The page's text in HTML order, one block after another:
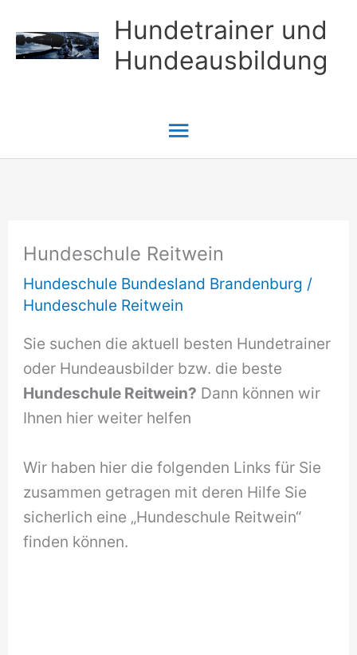
Inhalt
springen
Hundetrainer und
Hundeausbildung
Hauptmenü
Hundeschule Reitwein
Hundeschule Bundesland Brandenburg /
Hundeschule Reitwein
Sie suchen die aktuell besten Hundetrainer
oder Hundeausbilder bzw. die beste
Hundeschule Reitwein? Dann können wir
Ihnen hier weiter helfen
Wir haben hier die folgenden Links für Sie
zusammen getragen mit deren Hilfe Sie
sicherlich eine „Hundeschule Reitwein“
finden können.